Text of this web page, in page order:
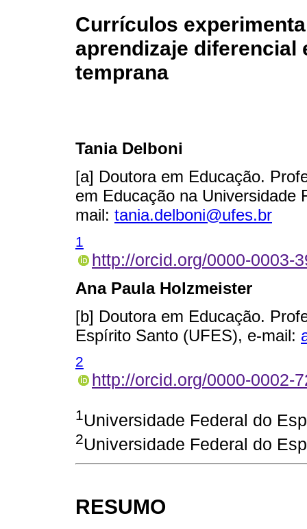
Currículos
aprendizaje diferencial
temprana
Tania Delboni
[a] Doutora em Educação.
em Educação na Universidade
mail: tania.delboni@ufes.br
1
http://orcid.org/0000-0003-
Ana Paula Holzmeister
[b] Doutora em Educação.
Espírito Santo (UFES), e-mail:
2
http://orcid.org/0000-0002-
1Universidade Federal do
2Universidade Federal do
RESUMO